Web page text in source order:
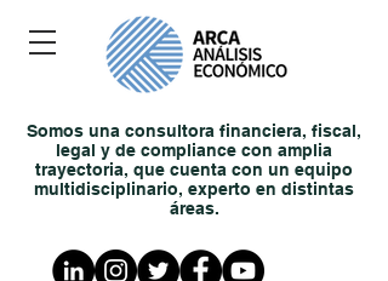
Somos una consultora financiera, fiscal,
legal y de compliance con amplia
trayectoria, que cuenta con un equipo
multidisciplinario, experto en distintas
áreas.